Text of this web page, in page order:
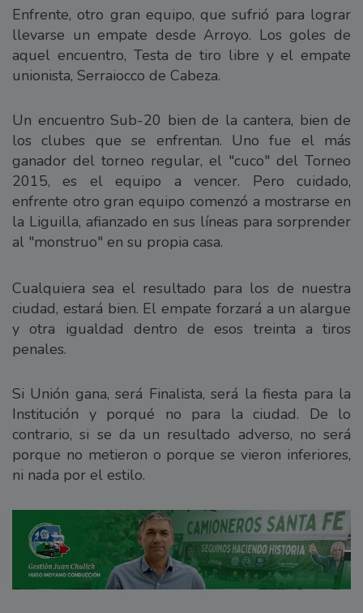
Enfrente, otro gran equipo, que sufrió para lograr
llevarse un empate desde Arroyo. Los goles de
aquel encuentro, Testa de tiro libre y el empate
unionista, Serraiocco de Cabeza.
Un encuentro Sub-20 bien de la cantera, bien de
los clubes que se enfrentan. Uno fue el más
ganador del torneo regular, el "cuco" del Torneo
2015, es el equipo a vencer. Pero cuidado,
enfrente otro gran equipo comenzó a mostrarse en
la Liguilla, afianzado en sus líneas para sorprender
al "monstruo" en su propia casa.
Cualquiera sea el resultado para los de nuestra
ciudad, estará bien. El empate forzará a un alargue
y otra igualdad dentro de esos treinta a tiros
penales.
Si Unión gana, será Finalista, será la fiesta para la
Institución y porqué no para la ciudad. De lo
contrario, si se da un resultado adverso, no será
porque no metieron o porque se vieron inferiores,
ni nada por el estilo.